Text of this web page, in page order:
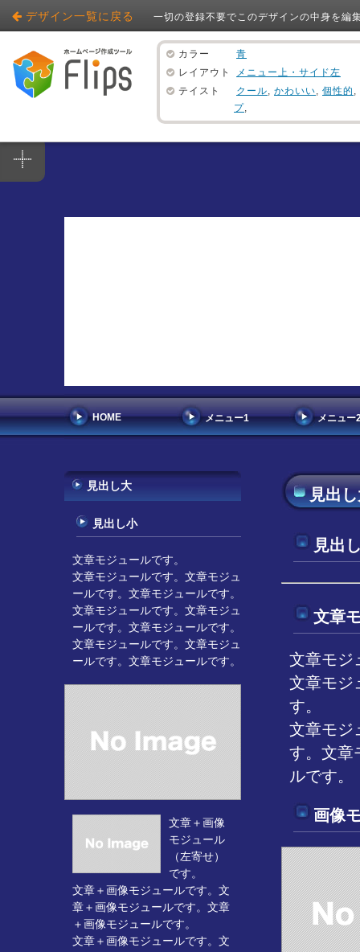
デザイン一覧に戻る 一切の登録不要でこのデザインの中身を編
カラー
青
レイアウト
メニュー上・サイド左
テイスト
クール, かわいい, 個性的 ,
プ,